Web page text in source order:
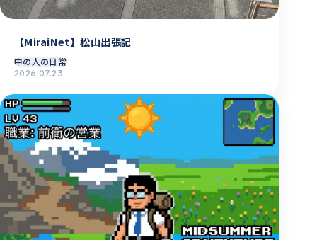
【MiraiNet】松山出張記
中の人の日常
2026.07.23